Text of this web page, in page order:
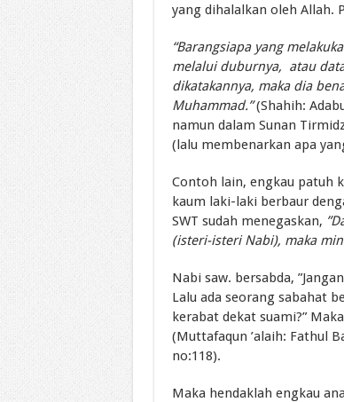
yang dihalalkan oleh Allah.
“Barangsiapa yang
melalui duburnya, atau
dikatakannya, maka dia
Muhammad.”(Shahih:
namun dalam Sunan
(lalu membenarkan apa
Contoh lain, engkau patuh
kaum laki-laki berbaur
SWT sudah menegaskan,
(isteri-isteri Nabi), maka
Nabi saw. bersabda,
Lalu ada seorang sabahat
kerabat dekat suami?”
(Muttafaqun ’alaih: Fathul
no:118).
Maka hendaklah engkau